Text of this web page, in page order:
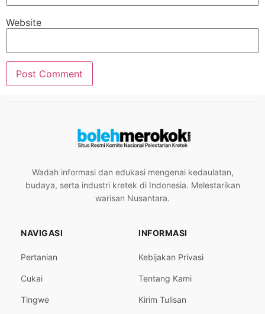
Website
Wadah informasi dan edukasi mengenai kedaulatan,
budaya, serta industri kretek di Indonesia. Melestarikan
warisan Nusantara.
NAVIGASI
Pertanian
Cukai
Tingwe
INFORMASI
Kebijakan Privasi
Tentang Kami
Kirim Tulisan